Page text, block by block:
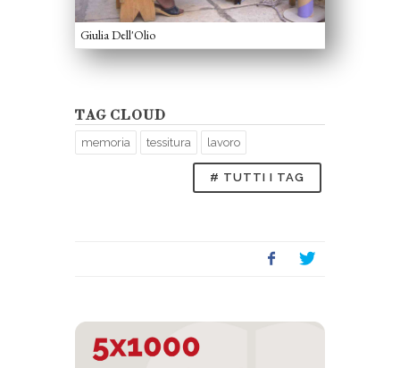
Giulia Dell'Olio
TAG CLOUD
memoria tessitura lavoro
# TUTTI I TAG